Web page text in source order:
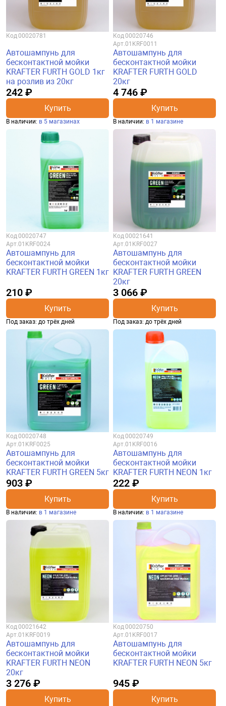
Код00020781
Автошампунь для
бесконтактной мойки
KRAFTER FURTH GOLD 1кг
на розлив из 20кг
242 ₽
Купить
В наличии: в 5 магазинах
Код00020746
Арт.01KRF0011
Автошампунь для
бесконтактной мойки
KRAFTER FURTH GOLD
20кг
4 746 ₽
Купить
В наличии: в 1 магазине
Код00020747
Арт.01KRF0024
Автошампунь для
бесконтактной мойки
KRAFTER FURTH GREEN 1кг
210 ₽
Купить
Под заказ: до трёх дней
Код00021641
Арт.01KRF0027
Автошампунь для
бесконтактной мойки
KRAFTER FURTH GREEN
20кг
3 066 ₽
Купить
Под заказ: до трёх дней
Код00020748
Арт.01KRF0025
Автошампунь для
бесконтактной мойки
KRAFTER FURTH GREEN 5кг
903 ₽
Купить
В наличии: в 1 магазине
Код00020749
Арт.01KRF0016
Автошампунь для
бесконтактной мойки
KRAFTER FURTH NEON 1кг
222 ₽
Купить
В наличии: в 1 магазине
Код00021642
Арт.01KRF0019
Автошампунь для
бесконтактной мойки
KRAFTER FURTH NEON
20кг
3 276 ₽
Купить
Код00020750
Арт.01KRF0017
Автошампунь для
бесконтактной мойки
KRAFTER FURTH NEON 5кг
945 ₽
Купить